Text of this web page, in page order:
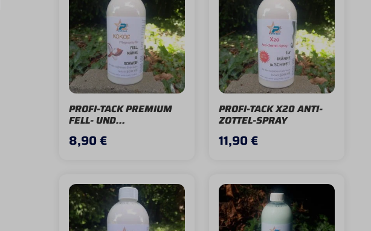
PROFI-TACK PREMIUM
FELL- UND
8,90 €
PROFI-TACK X20 ANTI-
ZOTTEL-SPRAY
11,90 €